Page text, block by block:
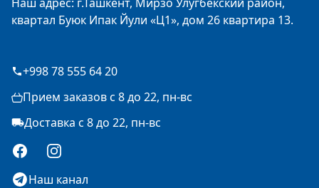
квартал Буюк Ипак Йули «Ц1», дом 26 квартира 13.
+998 78 555 64 20
Прием заказов с 8 до 22, пн-вс
Доставка с 8 до 22, пн-вс
FacebookInstagram
Наш канал